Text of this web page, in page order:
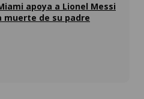
apoya a Lionel Messi
muerte de su padre